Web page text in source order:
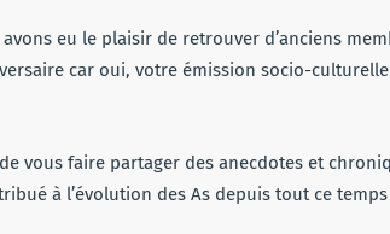
eu le plaisir de retrouver d’anciens
car oui, votre émission socio-culturelle
vous faire partager des anecdotes et
à l’évolution des As depuis tout ce temps